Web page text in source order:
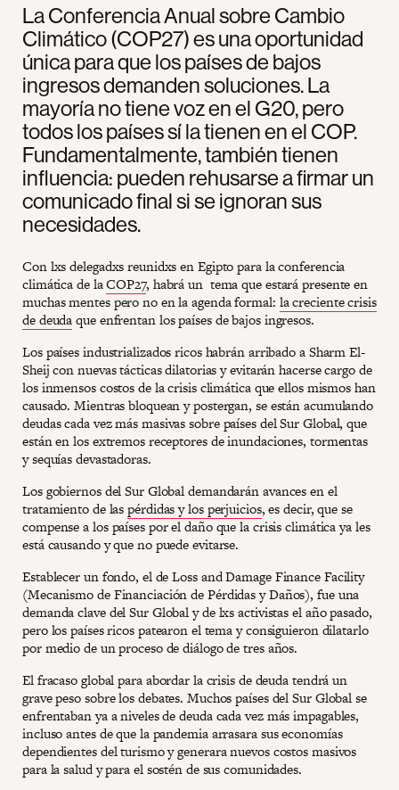
La Conferencia Anual sobre Cambio
Climático (COP27) es una oportunidad
única para que los países de bajos
ingresos demanden soluciones. La
mayoría no tiene voz en el G20, pero
todos los países sí la tienen en el COP.
Fundamentalmente, también tienen
influencia: pueden rehusarse a firmar un
comunicado final si se ignoran sus
necesidades.
Con lxs delegadxs reunidxs en Egipto para la conferencia
climática de laCOP27, habrá un tema que estará presente en
muchas mentes pero no en la agenda formal: la creciente crisis
de deudaque enfrentan los países de bajos ingresos.
Los países industrializados ricos habrán arribado a Sharm El-
Sheij con nuevas tácticas dilatorias y evitarán hacerse cargo de
los inmensos costos de la crisis climática que ellos mismos han
causado. Mientras bloquean y postergan, se están acumulando
deudas cada vez más masivas sobre países del Sur Global, que
están en los extremos receptores de inundaciones, tormentas
y sequías devastadoras.
Los gobiernos del Sur Global demandarán avances en el
tratamiento de laspérdidas y los perjuicios, es decir, que se
compense a los países por el daño que la crisis climática ya les
está causando y que no puede evitarse.
Establecer un fondo, el de Loss and Damage Finance Facility
(Mecanismo de Financiación de Pérdidas y Daños), fue una
demanda clave del Sur Global y de lxs activistas el año pasado,
pero los países ricos patearon el tema y consiguieron dilatarlo
por medio de un proceso de diálogo de tres años.
El fracaso global para abordar la crisis de deuda tendrá un
grave peso sobre los debates. Muchos países del Sur Global se
enfrentaban ya a niveles de deuda cada vez más impagables,
incluso antes de que la pandemia arrasara sus economías
dependientes del turismo y generara nuevos costos masivos
para la salud y para el sostén de sus comunidades.